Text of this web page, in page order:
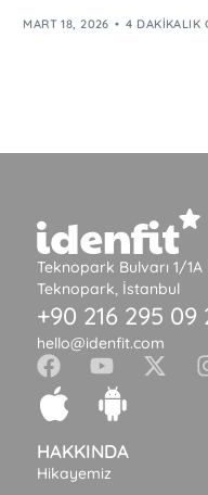
MART 18, 2026 4 DAKIKALIK
Teknopark Bulvarı 1/1A
Teknopark, İstanbul
+90 216 295 09
hello@idenfit.com
HAKKINDA
Hikayemiz